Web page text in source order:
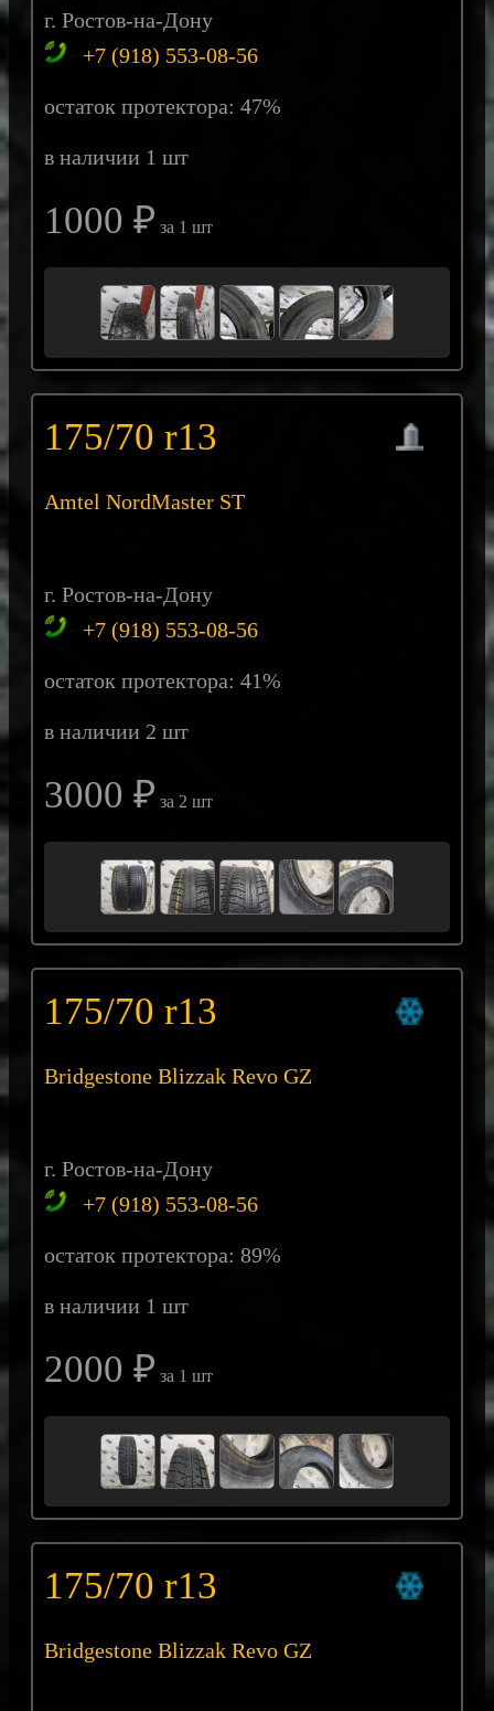
г. Ростов-на-Дону
+7 (918) 553-08-56
остаток протектора: 47%
в наличии 1 шт
1000 ₽ за 1 шт
175/70 r13
Amtel NordMaster ST
г. Ростов-на-Дону
+7 (918) 553-08-56
остаток протектора: 41%
в наличии 2 шт
3000 ₽ за 2 шт
175/70 r13
Bridgestone Blizzak Revo GZ
г. Ростов-на-Дону
+7 (918) 553-08-56
остаток протектора: 89%
в наличии 1 шт
2000 ₽ за 1 шт
175/70 r13
Bridgestone Blizzak Revo GZ